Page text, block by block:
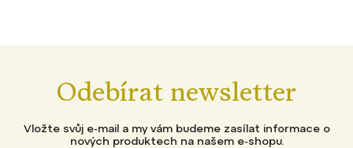
Odebírat newsletter
Vložte svůj e-mail a my vám budeme zasílat informace o
nových produktech na našem e-shopu.